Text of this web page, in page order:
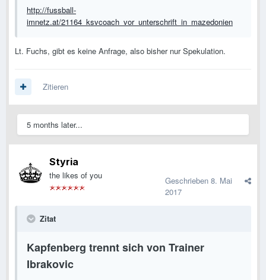
http://fussball-
imnetz.at/21164_ksvcoach_vor_unterschrift_in_mazedonien
Lt. Fuchs, gibt es keine Anfrage, also bisher nur Spekulation.
Zitieren
5 months later...
Styria
the likes of you Geschrieben 8. Mai
2017
Zitat
Kapfenberg trennt sich von Trainer
Ibrakovic